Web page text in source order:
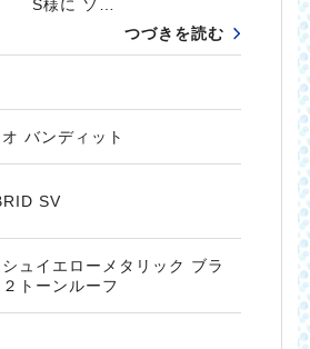
S様に ソ…
つづきを読む
バンディット
SV
ュイエローメタリック ブラ
２トーンルーフ